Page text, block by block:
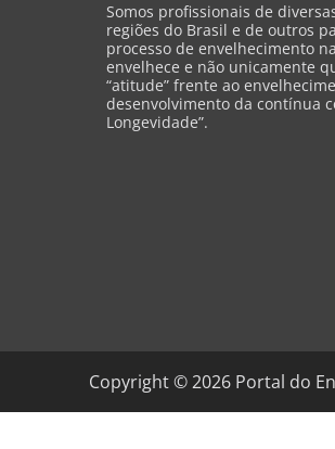
Somos profissionais de
regiões do Brasil e de outros
processo de envelhecimento
envelhece e não unicamente
“atitude” frente ao
desenvolvimento da contínua
Longevidade”.
Copyright ©2026 Portal do